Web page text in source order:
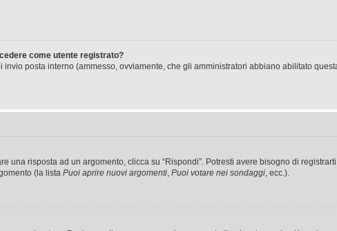
come utente registrato?
posta interno (ammesso, ovviamente, che gli amministratori abbiano abilitato
una risposta ad un argomento, clicca su “Rispondi”. Potresti avere bisogno di
(la lista Puoi aprire nuovi argomenti, Puoi votare nei sondaggi, ecc.).